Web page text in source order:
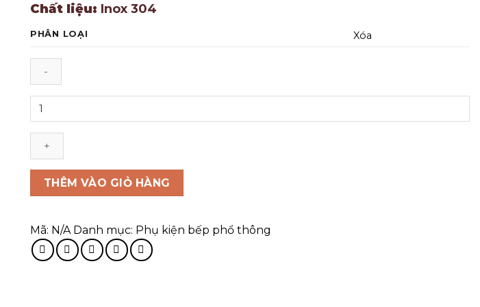
Chất liệu: Inox 304
PHÂN LOẠI Xóa
THÊM VÀO GIỎ HÀNG
Mã: N/A Danh mục: Phụ kiện bếp phổ thông